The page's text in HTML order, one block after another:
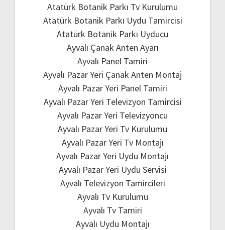
Atatürk Botanik Parkı Tv Kurulumu
Atatürk Botanik Parkı Uydu Tamircisi
Atatürk Botanik Parkı Uyducu
Ayvalı Çanak Anten Ayarı
Ayvalı Panel Tamiri
Ayvalı Pazar Yeri Çanak Anten Montaj
Ayvalı Pazar Yeri Panel Tamiri
Ayvalı Pazar Yeri Televizyon Tamircisi
Ayvalı Pazar Yeri Televizyoncu
Ayvalı Pazar Yeri Tv Kurulumu
Ayvalı Pazar Yeri Tv Montajı
Ayvalı Pazar Yeri Uydu Montajı
Ayvalı Pazar Yeri Uydu Servisi
Ayvalı Televizyon Tamircileri
Ayvalı Tv Kurulumu
Ayvalı Tv Tamiri
Ayvalı Uydu Montajı